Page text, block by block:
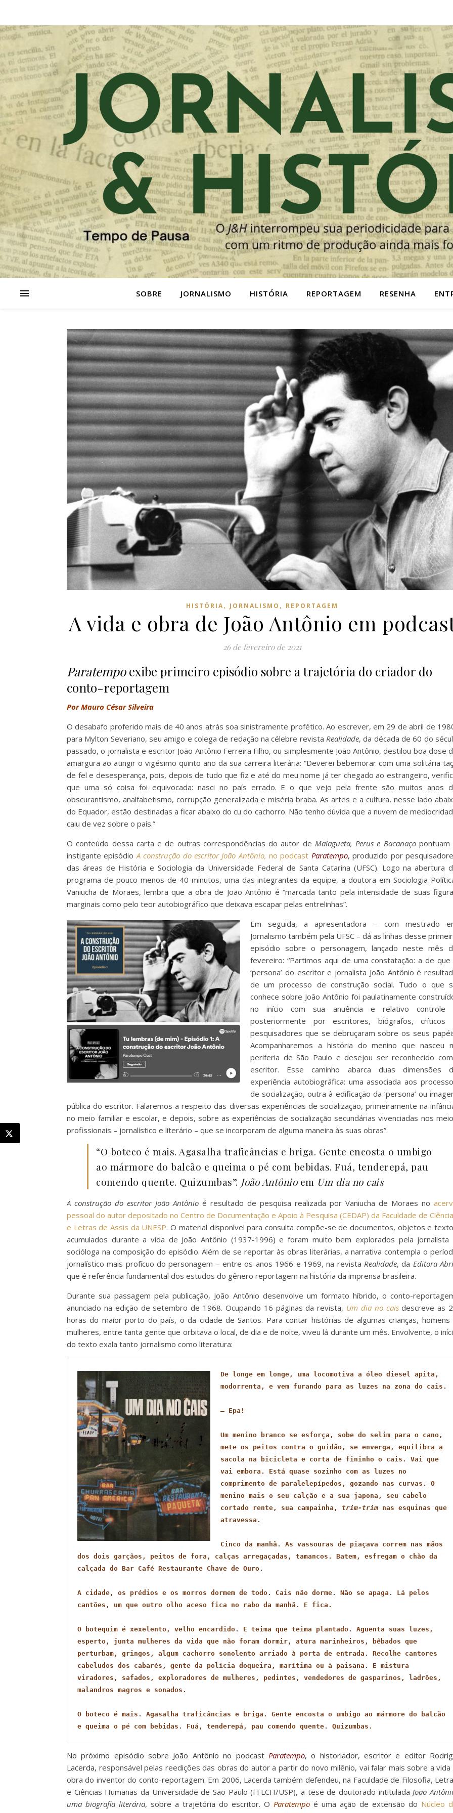
SOBRE JORNALISMO HISTÓRIA REPORTAGEM RESENHA
HISTÓRIA, JORNALISMO , REPORTAGEM
A vida e obra de João Antônio em
26 de fevereiro de 2021
Paratempoexibe primeiro episódio sobre a trajetória do criador do
conto-reportagem
Por Mauro César Silveira
O desabafo proferido mais de 40 anos atrás soa sinistramente profético. Ao escrever, em 29 de abril de
para Mylton Severiano, seu amigo e colega de redação na célebre revista Realidade, da década de 60 do
passado, o jornalista e escritor João Antônio Ferreira Filho, ou simplesmente João Antônio, destilou boa dose
amargura ao atingir o vigésimo quinto ano da sua carreira literária: “Deverei bebemorar com uma solitária
de fel e desesperança, pois, depois de tudo que fiz e até do meu nome já ter chegado ao estrangeiro,
que uma só coisa foi equivocada: nasci no país errado. E o que vejo pela frente são muitos anos
obscurantismo, analfabetismo, corrupção generalizada e miséria braba. As artes e a cultura, nesse lado
do Equador, estão destinadas a ficar abaixo do cu do cachorro. Não tenho dúvida que a nuvem de
caiu de vez sobre o país.”
O conteúdo dessa carta e de outras correspondências do autor de Malagueta, Perus e Bacanaçopontuam
instigante episódio A construção do escritor João Antônio,no podcast Paratempo, produzido por
das áreas de História e Sociologia da Universidade Federal de Santa Catarina (UFSC). Logo na abertura
programa de pouco menos de 40 minutos, uma das integrantes da equipe, a doutora em Sociologia
Vaniucha de Moraes, lembra que a obra de João Antônio é “marcada tanto pela intensidade de suas
marginais como pelo teor autobiográfico que deixava escapar pelas entrelinhas”.
Em seguida, a apresentadora – com mestrado
Jornalismo também pela UFSC – dá as linhas desse
episódio sobre o personagem, lançado neste mês
fevereiro: “Partimos aqui de uma constatação: a de que
‘persona’ do escritor e jornalista João Antônio é
de um processo de construção social. Tudo o que
conhece sobre João Antônio foi paulatinamente
no início com sua anuência e relativo controle
posteriormente por escritores, biógrafos, críticos
pesquisadores que se debruçaram sobre os seus
Acompanharemos a história do menino que nasceu
periferia de São Paulo e desejou ser reconhecido
escritor. Esse caminho abarca duas dimensões
experiência autobiográfica: uma associada aos
de socialização, outra à edificação da ‘persona’ ou
pública do escritor. Falaremos a respeito das diversas experiências de socialização, primeiramente na
no meio familiar e escolar, e depois, sobre as experiências de socialização secundárias vivenciadas nos
profissionais – jornalístico e literário – que se incorporam de alguma maneira às suas obras”.
“O boteco é mais. Agasalha traficâncias e briga. Gente encosta o umbigo
ao mármore do balcão e queima o pé com bebidas. Fuá, tenderepá, pau
comendo quente. Quizumbas”. João Antônioem Um dia no cais
A construção do escritor João Antônio é resultado de pesquisa realizada por Vaniucha de Moraes no
pessoal do autor depositado no Centro de Documentação e Apoio à Pesquisa (CEDAP) da Faculdade de
e Letras de Assis da UNESP. O material disponível para consulta compõe-se de documentos, objetos e
acumulados durante a vida de João Antônio (1937-1996) e foram muito bem explorados pela jornalista
socióloga na composição do episódio. Além de se reportar às obras literárias, a narrativa contempla o
jornalístico mais profícuo do personagem – entre os anos 1966 e 1969, na revista Realidade, da Editora
que é referência fundamental dos estudos do gênero reportagem na história da imprensa brasileira.
Durante sua passagem pela publicação, João Antônio desenvolve um formato híbrido, o conto-
anunciado na edição de setembro de 1968. Ocupando 16 páginas da revista, Um dia no caisdescreve as
horas do maior porto do país, o da cidade de Santos. Para contar histórias de algumas crianças, homens
mulheres, entre tanta gente que orbitava o local, de dia e de noite, viveu lá durante um mês. Envolvente, o
do texto exala tanto jornalismo como literatura:
De longe em longe, uma locomotiva a óleo diesel apita,
modorrenta, e vem furando para as luzes na zona do cais.
— Epa!
Um menino branco se esforça, sobe do selim para o cano,
mete os peitos contra o guidão, se enverga, equilibra a
sacola na bicicleta e corta de fininho o cais. Vai que
vai embora. Está quase sozinho com as luzes no
comprimento de paralelepípedos, gozando nas curvas. O
menino mais o seu calção e a sua japona, seu cabelo
cortado rente, sua campainha, trim-trim nas esquinas que
atravessa.
Cinco da manhã. As vassouras de piaçava correm nas mãos
dos dois garçãos, peitos de fora, calças arregaçadas, tamancos. Batem, esfregam o chão da
calçada do Bar Café Restaurante Chave de Ouro.
A cidade, os prédios e os morros dormem de todo. Cais não dorme. Não se apaga. Lá pelos
cantões, um que outro olho aceso fica no rabo da manhã. E fica.
O botequim é xexelento, velho encardido. E teima que teima plantado. Aguenta suas luzes,
esperto, junta mulheres da vida que não foram dormir, atura marinheiros, bêbados que
perturbam, gringos, algum cachorro sonolento arriado à porta de entrada. Recolhe cantores
cabeludos dos cabarés, gente da polícia doqueira, marítima ou à paisana. E mistura
viradores, safados, exploradores de mulheres, pedintes, vendedores de gasparinos, ladrões,
malandros magros e sonados.
O boteco é mais. Agasalha traficâncias e briga. Gente encosta o umbigo ao mármore do balcão
e queima o pé com bebidas. Fuá, tenderepá, pau comendo quente. Quizumbas.
No próximo episódio sobre João Antônio no podcast Paratempo, o historiador, escritor e editor
Lacerda, responsável pelas reedições das obras do autor a partir do novo milênio, vai falar mais sobre a vida
obra do inventor do conto-reportagem. Em 2006, Lacerda também defendeu, na Faculdade de Filosofia,
e Ciências Humanas da Universidade de São Paulo (FFLCH/USP), a tese de doutorado intituladaJoão
uma biografia literária, sobre a trajetória do escritor. O Paratempo é uma ação de extensão do Núcleo